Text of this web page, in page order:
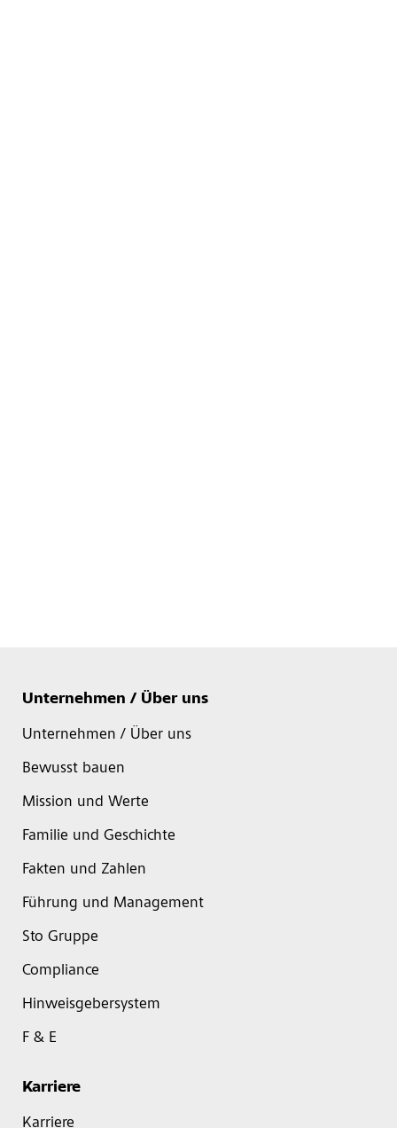
Unternehmen / Über uns
Unternehmen / Über uns
Bewusst bauen
Mission und Werte
Familie und Geschichte
Fakten und Zahlen
Führung und Management
Sto Gruppe
Compliance
Hinweisgebersystem
F & E
Karriere
Karriere